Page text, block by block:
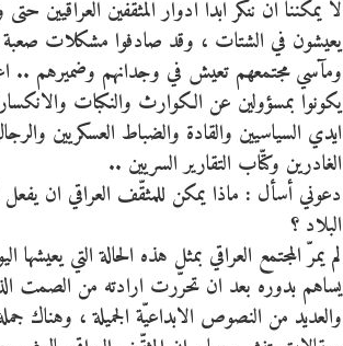
لا يمكننا ان ننكر ابدا ادوار المثقّفين
يعيشون في الشتات ، وقد صادفوا مشكلات
ومآسي مجتمعهم تعيش في وجدانهم وضميرهم .. اعيد
يكونوا بمسؤولين عن الكوارث والنكبات
ايدي السياسيين والقادة والضباط العسكريين
الغادرين وكتّاب التقارير السريين ..
دعوني أسأل : ماذا يمكن للمثقّف العراقي ان
البلاد ؟
لم يمرّ المجتمع العراقي بمثل هذه الحالة التي
يساهم بدوره بعد ان تحرّرت ارادته من الصمت
والعديد من النصوص الابداعيّة الجميلة ، وهناك